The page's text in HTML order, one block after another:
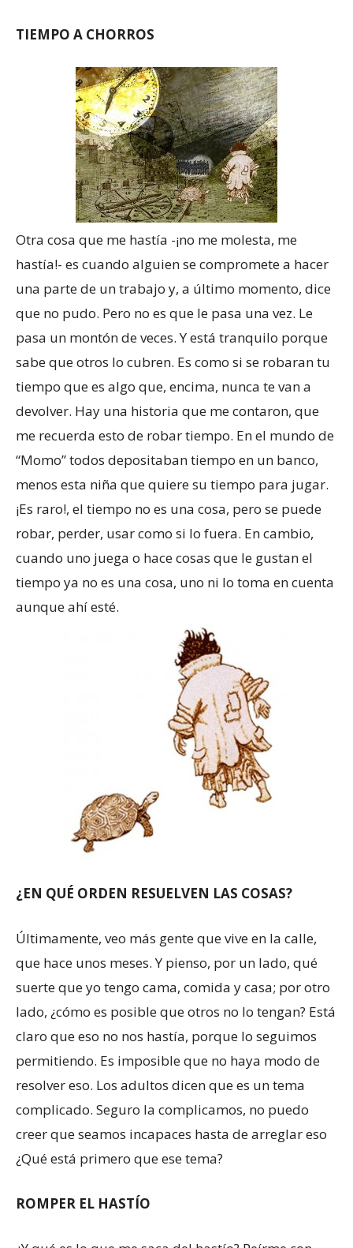
TIEMPO A CHORROS
Otra cosa que me hastía -¡no me molesta, me
hastía!- es cuando alguien se compromete a hacer
una parte de un trabajo y, a último momento, dice
que no pudo. Pero no es que le pasa una vez. Le
pasa un montón de veces. Y está tranquilo porque
sabe que otros lo cubren. Es como si se robaran tu
tiempo que es algo que, encima, nunca te van a
devolver. Hay una historia que me contaron, que
me recuerda esto de robar tiempo. En el mundo de
“Momo” todos depositaban tiempo en un banco,
menos esta niña que quiere su tiempo para jugar.
¡Es raro!, el tiempo no es una cosa, pero se puede
robar, perder, usar como si lo fuera. En cambio,
cuando uno juega o hace cosas que le gustan el
tiempo ya no es una cosa, uno ni lo toma en cuenta
aunque ahí esté.
¿EN QUÉ ORDEN RESUELVEN LAS COSAS?
Últimamente, veo más gente que vive en la calle,
que hace unos meses. Y pienso, por un lado, qué
suerte que yo tengo cama, comida y casa; por otro
lado, ¿cómo es posible que otros no lo tengan? Está
claro que eso no nos hastía, porque lo seguimos
permitiendo. Es imposible que no haya modo de
resolver eso. Los adultos dicen que es un tema
complicado. Seguro la complicamos, no puedo
creer que seamos incapaces hasta de arreglar eso
¿Qué está primero que ese tema?
ROMPER EL HASTÍO